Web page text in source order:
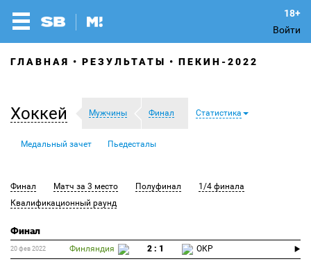
Войти
ГЛАВНАЯ РЕЗУЛЬТАТЫ ПЕКИН-2022
Хоккей Мужчины Финал Статистика
Медальный зачет Пьедесталы
Финал Матч за 3 место Полуфинал
1/4 финала
Квалификационный раунд
Финал
20 фев 2022 Финляндия 2 : 1 ОКР